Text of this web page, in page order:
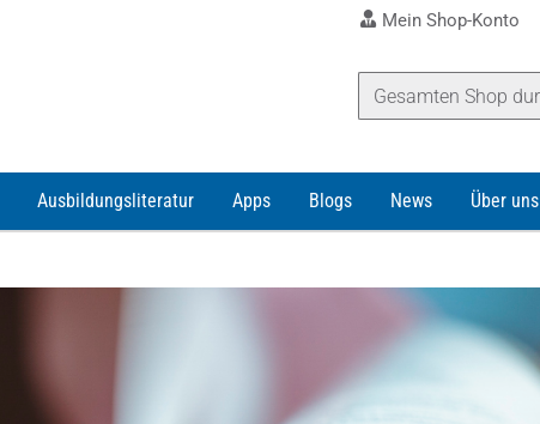
Mein Shop-Konto
Ausbildungsliteratur Apps Blogs News Über uns